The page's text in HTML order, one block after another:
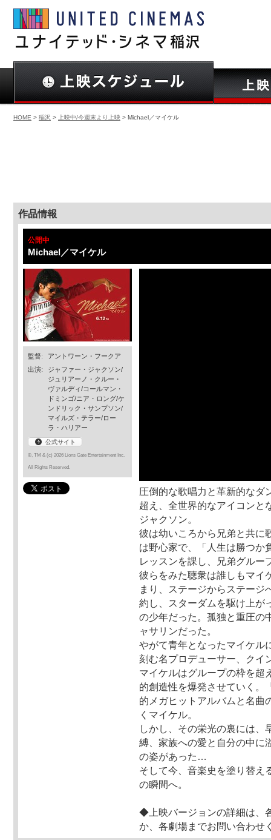
HOME > 稲沢 > 上映中/今週末より上映 > Michael／マイケル
作品情報
公開中
Michael／マイケル
監督:
アントワーン・フークア
出演:
ジャファー・ジャクソン/
ジュリアーノ・クルー・
ヴァルディ/コールマン・
ドミンゴ/ニア・ロング/ケ
ンドリック・サンプソン/
マイルズ・テラー/ロー
ラ・ハリアー
公式サイト
®, TM & (c) 2026 Lions Gate Entertainment Inc.
All Rights Reserved.
圧倒的な歌唱力と革新的なダ
超え、全世界的なアイコンと
ジャクソン。
彼は幼いころから兄弟と共に
は野心家で、「人生は勝つか
レッスンを課し、兄弟グルー
彼らをみた聴衆は誰しもマイ
まり、ステージからステージ
約し、スターダムを駆け上が
の少年だった。孤独と重圧の
ャサリンだった。
やがて青年となったマイケル
刻む名プロデューサー、クイ
マイケルはグループの枠を超
的創造性を爆発させていく。
的メガヒットアルバムと名曲
くマイケル。
しかし、その栄光の裏には、
縛、家族への愛と自分の中に
の姿があった…
そして今、音楽史を塗り替
の瞬間へ。
◆上映バージョンの詳細は、
か、各劇場までお問い合わせ